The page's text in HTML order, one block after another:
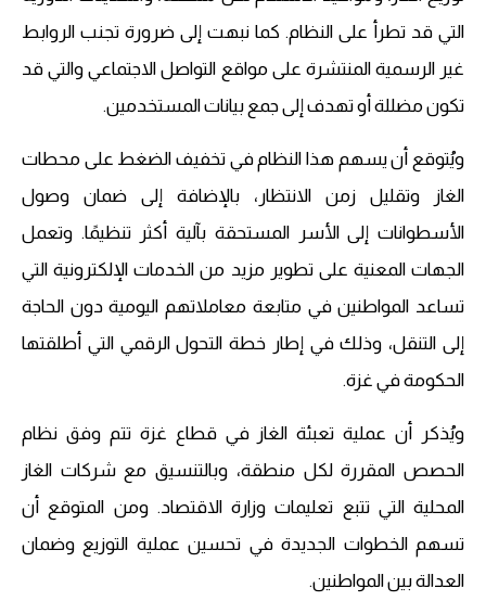
التي قد تطرأ على النظام. كما نبهت إلى ضرورة تجنب الروابط
غير الرسمية المنتشرة على مواقع التواصل الاجتماعي والتي قد
تكون مضللة أو تهدف إلى جمع بيانات المستخدمين.
ويُتوقع أن يسهم هذا النظام في تخفيف الضغط على محطات
الغاز وتقليل زمن الانتظار، بالإضافة إلى ضمان وصول
الأسطوانات إلى الأسر المستحقة بآلية أكثر تنظيمًا. وتعمل
الجهات المعنية على تطوير مزيد من الخدمات الإلكترونية التي
تساعد المواطنين في متابعة معاملاتهم اليومية دون الحاجة
إلى التنقل، وذلك في إطار خطة التحول الرقمي التي أطلقتها
الحكومة في غزة.
ويُذكر أن عملية تعبئة الغاز في قطاع غزة تتم وفق نظام
الحصص المقررة لكل منطقة، وبالتنسيق مع شركات الغاز
المحلية التي تتبع تعليمات وزارة الاقتصاد. ومن المتوقع أن
تسهم الخطوات الجديدة في تحسين عملية التوزيع وضمان
العدالة بين المواطنين.